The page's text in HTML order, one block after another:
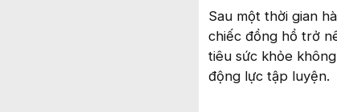
Sau một thời gian
chiếc đồng hồ trở
tiêu sức khỏe
động lực tập luyện.